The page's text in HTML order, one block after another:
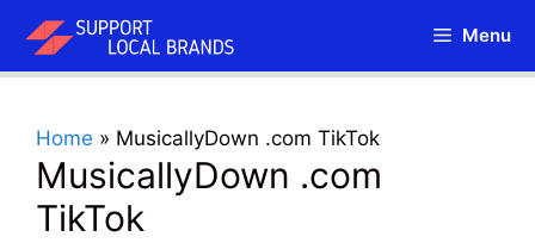
content
Menu
Home » MusicallyDown .com TikTok
MusicallyDown .com
TikTok